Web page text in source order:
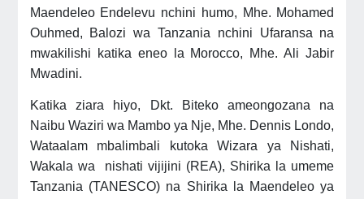
Maendeleo Endelevu nchini humo, Mhe. Mohamed
Ouhmed, Balozi wa Tanzania nchini Ufaransa na
mwakilishi katika eneo la Morocco, Mhe. Ali Jabir
Mwadini.
Katika ziara hiyo, Dkt. Biteko ameongozana na
Naibu Waziri wa Mambo ya Nje, Mhe. Dennis Londo,
Wataalam mbalimbali kutoka Wizara ya Nishati,
Wakala wa nishati vijijini (REA), Shirika la umeme
Tanzania (TANESCO) na Shirika la Maendeleo ya